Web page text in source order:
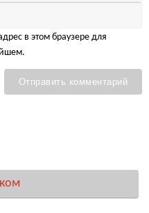
в этом браузере для